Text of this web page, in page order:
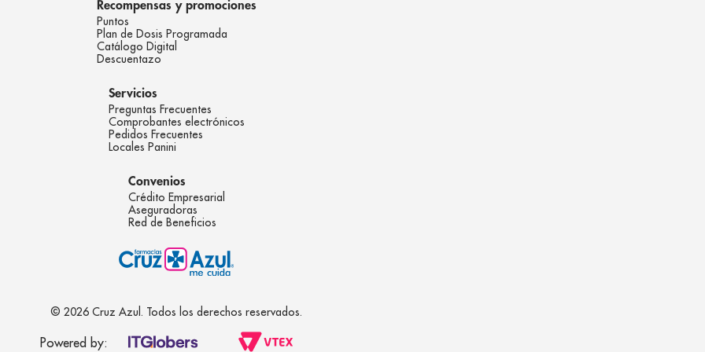
Recompensas y promociones
Puntos
Plan de Dosis Programada
Catálogo Digital
Descuentazo
Servicios
Preguntas Frecuentes
Comprobantes electrónicos
Pedidos Frecuentes
Locales Panini
Convenios
Crédito Empresarial
Aseguradoras
Red de Beneficios
© 2026 Cruz Azul. Todos los derechos reservados.
Powered by: